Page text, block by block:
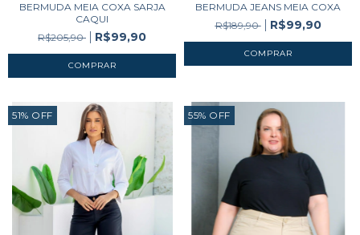
BERMUDA MEIA COXA SARJA
CAQUI
R$205,90
R$99,90
COMPRAR
BERMUDA JEANS MEIA COXA
R$189,90
R$99,90
COMPRAR
51% OFF 55% OFF